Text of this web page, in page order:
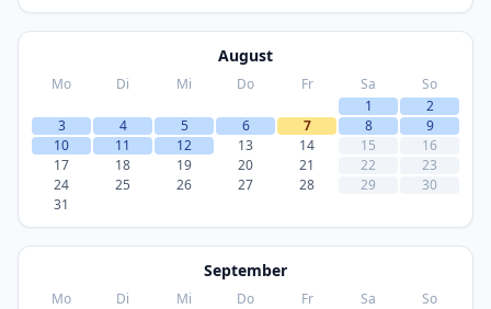
August
Mo Di Mi Do Fr Sa
So
1
2
3
4 5 6 7 8
9
10
11 12 13 14 15
16
17
18 19 20 21 22
23
24
25 26 27 28 29
30
31
September
Mo Di Mi Do Fr Sa
So